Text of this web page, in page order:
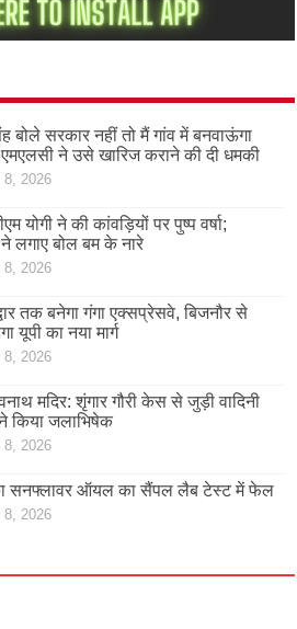
बोले सरकार नहीं तो मैं गांव में बनवाऊंगा
ने उसे खारिज कराने की दी धमकी
8, 2026
योगी ने की कांवड़ियों पर पुष्प वर्षा;
लगाए बोल बम के नारे
8, 2026
तक बनेगा गंगा एक्सप्रेसवे, बिजनौर से
यूपी का नया मार्ग
8, 2026
मदिर: शृंगार गौरी केस से जुड़ी वादिनी
किया जलाभिषेक
8, 2026
सनफ्लावर ऑयल का सैंपल लैब टेस्ट में फेल
8, 2026